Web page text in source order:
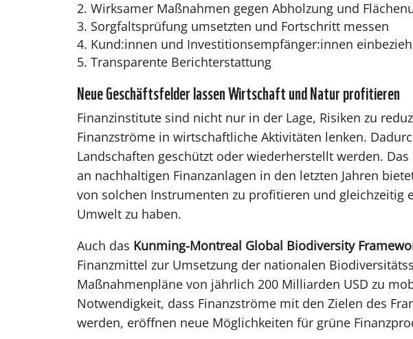
Wirksamer Maßnahmen gegen Abholzung und
Sorgfaltsprüfung umsetzten und Fortschritt messen
Kund:innen und Investitionsempfänger:innen
Transparente Berichterstattung
Neue Geschäftsfelder lassen Wirtschaft und Natur profitieren
Finanzinstitute sind nicht nur in der Lage, Risiken zu
Finanzströme in wirtschaftliche Aktivitäten lenken.
Landschaften geschützt oder wiederherstellt werden.
an nachhaltigen Finanzanlagen in den letzten Jahren
von solchen Instrumenten zu profitieren und gleichzeitig
Umwelt zu haben.
Auch das Kunming-Montreal Global Biodiversity
Finanzmittel zur Umsetzung der nationalen
Maßnahmenpläne von jährlich 200 Milliarden USD zu
Notwendigkeit, dass Finanzströme mit den Zielen des
werden, eröffnen neue Möglichkeiten für grüne